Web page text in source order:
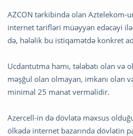
AZCON tərkibində olan Aztelekom-
internet tarifləri müəyyən edəcəyi
də, hələlik bu istiqamətdə konkret
Ucdantutma hamı, tələbatı olan və
məşğul olan olmayan, imkanı olan
minimal 25 manat verməlidir.
Azercell-in də dövlətə məxsus
ölkədə internet bazarında dövlətin